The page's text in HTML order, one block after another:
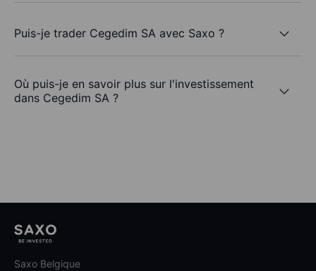
Puis-je trader Cegedim SA avec Saxo ?
Où puis-je en savoir plus sur l'investissement
dans Cegedim SA ?
Saxo Belgique